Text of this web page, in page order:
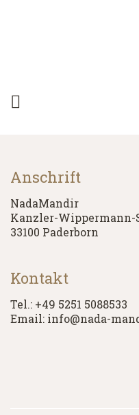
Anschrift
NadaMandir
Kanzler-Wippermann-
33100 Paderborn
Kontakt
Tel.: +49 5251 5088533
Email: info@nada-